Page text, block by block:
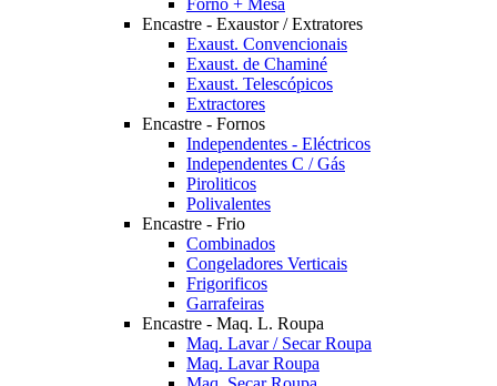
Forno + Mesa
Encastre - Exaustor / Extratores
Exaust. Convencionais
Exaust. de Chaminé
Exaust. Telescópicos
Extractores
Encastre - Fornos
Independentes - Eléctricos
Independentes C / Gás
Piroliticos
Polivalentes
Encastre - Frio
Combinados
Congeladores Verticais
Frigorificos
Garrafeiras
Encastre - Maq. L. Roupa
Maq. Lavar / Secar Roupa
Maq. Lavar Roupa